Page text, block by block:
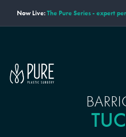
Now Live:The Pure Series - expert